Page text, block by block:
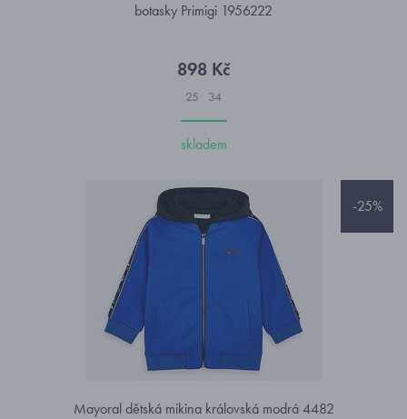
botasky Primigi 1956222
898 Kč
25 34
skladem
-25%
Mayoral dětská mikina královská modrá 4482